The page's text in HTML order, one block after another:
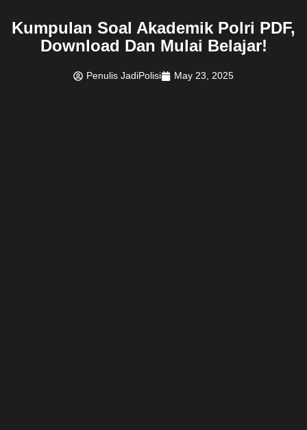
Kumpulan Soal Akademik Polri PDF,
Download Dan Mulai Belajar!
Penulis JadiPolisi May 23, 2025